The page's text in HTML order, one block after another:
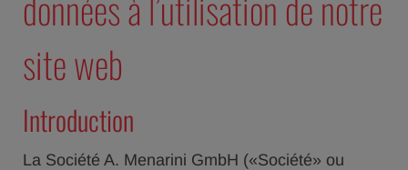
site web
Introduction
La Société A. Menarini GmbH («Société» ou